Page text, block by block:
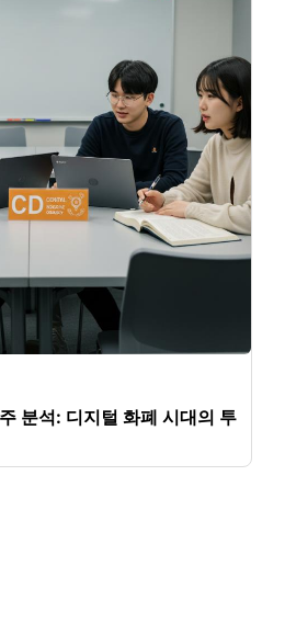
분석: 디지털 화폐 시대의 투